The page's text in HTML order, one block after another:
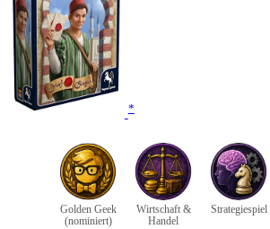
*
Golden Geek
(nominiert)
Wirtschaft &
Handel
Strategiespiel